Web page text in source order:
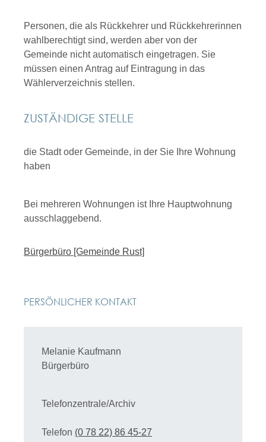
Personen, die als Rückkehrer und Rückkehrerinnen
wahlberechtigt sind, werden aber von der
Gemeinde nicht automatisch eingetragen. Sie
müssen einen Antrag auf Eintragung in das
Wählerverzeichnis stellen.
ZUSTÄNDIGE STELLE
die Stadt oder Gemeinde, in der Sie Ihre Wohnung
haben
Bei mehreren Wohnungen ist Ihre Hauptwohnung
ausschlaggebend.
Bürgerbüro [Gemeinde Rust]
PERSÖNLICHER KONTAKT
Melanie Kaufmann
Bürgerbüro
Telefonzentrale/Archiv
Telefon (0 78 22) 86 45-27